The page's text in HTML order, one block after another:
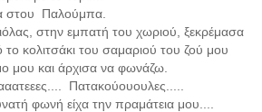
στου Παλούμπα.
στην εμπατή του χωριού, ξεκρέμασα
κολιτσάκι του σαμαριού του ζού μου
μου και άρχισα να φωνάζω.
Πατακούουουλες.....
φωνή είχα την πραμάτεια μου....